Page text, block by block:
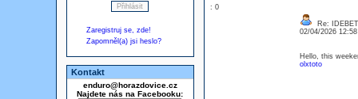
Zaregistruj se, zde!
Zapomněl(a) jsi heslo?
Kontakt
enduro@horazdovice.cz
Najdete nás na Facebooku:
: 0
Re: IDEBET
02/04/2026
Hello, this
olxtoto